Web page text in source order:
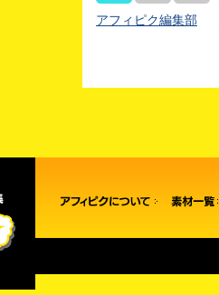
アフィピク編集部